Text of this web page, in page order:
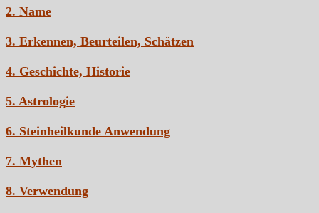
2. Name
3. Erkennen, Beurteilen, Schätzen
4. Geschichte, Historie
5. Astrologie
6. Steinheilkunde Anwendung
7. Mythen
8. Verwendung